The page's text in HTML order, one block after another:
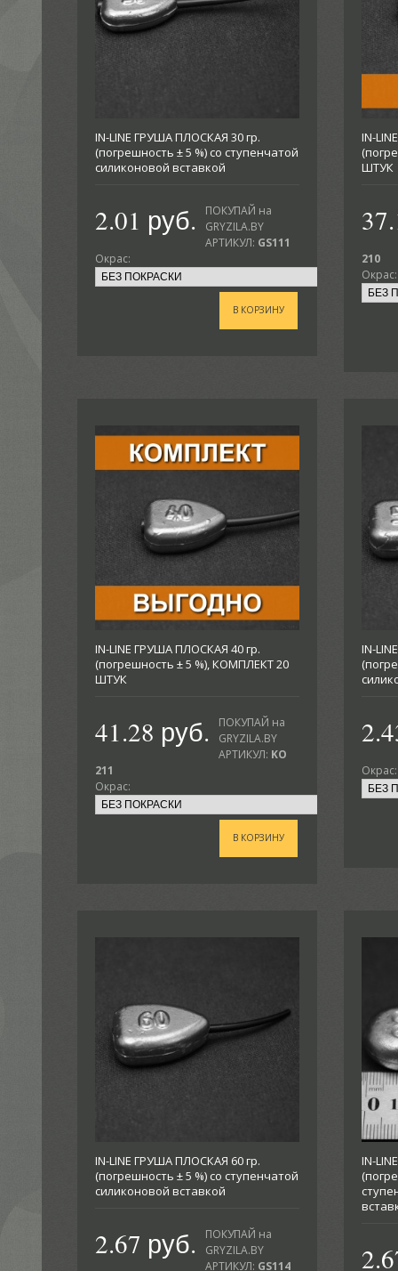
IN-LINE ГРУША ПЛОСКАЯ 30 гр.
(погрешность ± 5 %) со ступенчатой
силиконовой вставкой
2.01 руб.
ПОКУПАЙ на
GRYZILA.BY
АРТИКУЛ: GS111
Окрас:
В КОРЗИНУ
IN-
ШТУК
210
Окрас:
IN-LINE ГРУША ПЛОСКАЯ 40 гр.
(погрешность ± 5 %), КОМПЛЕКТ 20
ШТУК
41.28 руб.
ПОКУПАЙ на
GRYZILA.BY
АРТИКУЛ: KO
211
Окрас:
В КОРЗИНУ
IN-
Окрас:
IN-LINE ГРУША ПЛОСКАЯ 60 гр.
(погрешность ± 5 %) со ступенчатой
силиконовой вставкой
2.67 руб.
ПОКУПАЙ на
GRYZILA.BY
АРТИКУЛ: GS114
IN-